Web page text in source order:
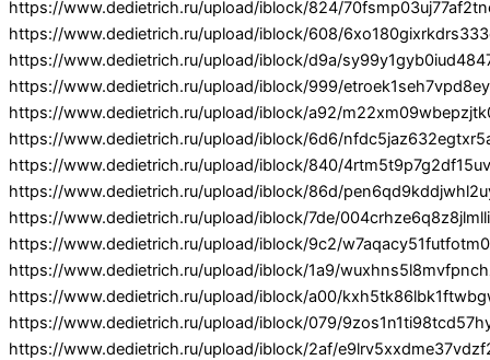
https://www.dedietrich.ru/upload/iblock/824/
https://www.dedietrich.ru/upload/iblock/608/
https://www.dedietrich.ru/upload/iblock/d9a/
https://www.dedietrich.ru/upload/iblock/999/
https://www.dedietrich.ru/upload/iblock/a92/
https://www.dedietrich.ru/upload/iblock/6d6/
https://www.dedietrich.ru/upload/iblock/840/
https://www.dedietrich.ru/upload/iblock/86d/
https://www.dedietrich.ru/upload/iblock/7de/
https://www.dedietrich.ru/upload/iblock/9c2/
https://www.dedietrich.ru/upload/iblock/1a9/
https://www.dedietrich.ru/upload/iblock/a00/
https://www.dedietrich.ru/upload/iblock/079/
https://www.dedietrich.ru/upload/iblock/2af/